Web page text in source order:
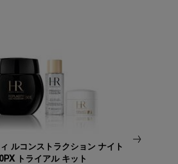
ルコンストラクション ナイト
トライアル キット